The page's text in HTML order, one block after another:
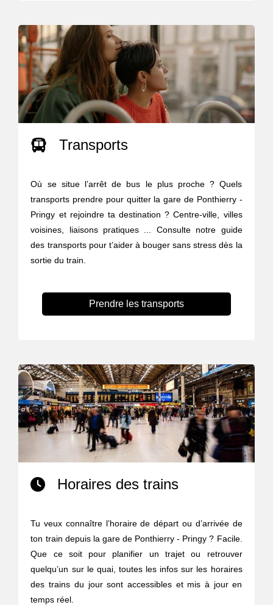
Transports
Où se situe l’arrêt de bus le plus proche ? Quels
transports prendre pour quitter la gare de Ponthierry -
Pringy et rejoindre ta destination ? Centre-ville, villes
voisines, liaisons pratiques ... Consulte notre guide
des transports pour t’aider à bouger sans stress dès la
sortie du train.
Prendre les transports
Horaires des trains
Tu veux connaître l’horaire de départ ou d’arrivée de
ton train depuis la gare de Ponthierry - Pringy ? Facile.
Que ce soit pour planifier un trajet ou retrouver
quelqu’un sur le quai, toutes les infos sur les horaires
des trains du jour sont accessibles et mis à jour en
temps réel.